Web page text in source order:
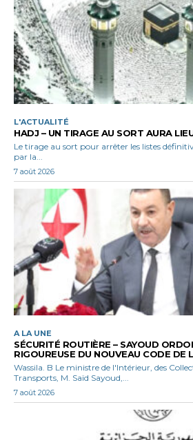
L'ACTUALITÉ
HADJ – UN TIRAGE AU SORT AURA
Le tirage au sort pour arrêter les listes
par la...
7 août 2026
A LA UNE
SÉCURITÉ ROUTIÈRE – SAYOUD
RIGOUREUSE DU NOUVEAU CODE DE
Wassila. B Le ministre de l'Intérieur, des Collectivités locales et des
Transports, M. Saïd Sayoud,...
7 août 2026